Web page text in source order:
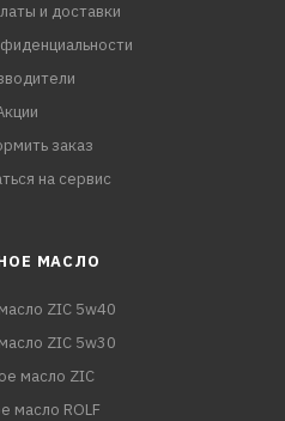
и доставки
заказ
на сервис
МАСЛО
ZIC 5w40
ZIC 5w30
масло ZIC
масло ROLF